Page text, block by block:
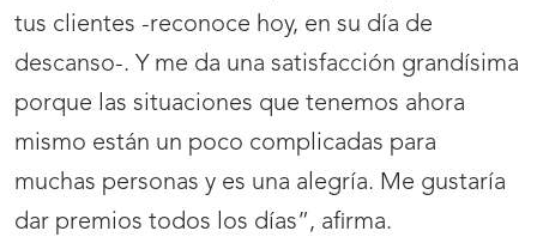
tus clientes -reconoce hoy, en su día de
descanso-. Y me da una satisfacción grandísima
porque las situaciones que tenemos ahora
mismo están un poco complicadas para
muchas personas y es una alegría. Me gustaría
dar premios todos los días”, afirma.